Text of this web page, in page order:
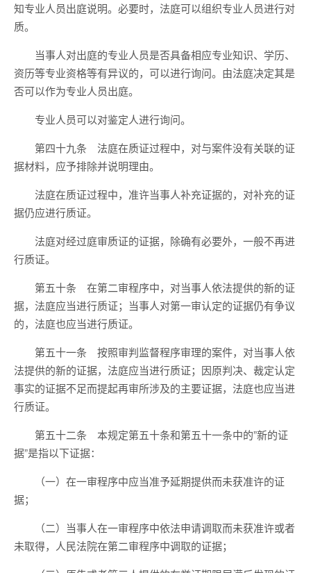
知专业人员出庭说明。必要时，法庭可以组织专业人员进行对
质。
当事人对出庭的专业人员是否具备相应专业知识、学历、
资历等专业资格等有异议的，可以进行询问。由法庭决定其是
否可以作为专业人员出庭。
专业人员可以对鉴定人进行询问。
第四十九条 法庭在质证过程中，对与案件没有关联的证
据材料，应予排除并说明理由。
法庭在质证过程中，准许当事人补充证据的，对补充的证
据仍应进行质证。
法庭对经过庭审质证的证据，除确有必要外，一般不再进
行质证。
第五十条 在第二审程序中，对当事人依法提供的新的证
据，法庭应当进行质证；当事人对第一审认定的证据仍有争议
的，法庭也应当进行质证。
第五十一条 按照审判监督程序审理的案件，对当事人依
法提供的新的证据，法庭应当进行质证；因原判决、裁定认定
事实的证据不足而提起再审所涉及的主要证据，法庭也应当进
行质证。
第五十二条 本规定第五十条和第五十一条中的”新的证
据”是指以下证据：
（一）在一审程序中应当准予延期提供而未获准许的证
据；
（二）当事人在一审程序中依法申请调取而未获准许或者
未取得，人民法院在第二审程序中调取的证据；